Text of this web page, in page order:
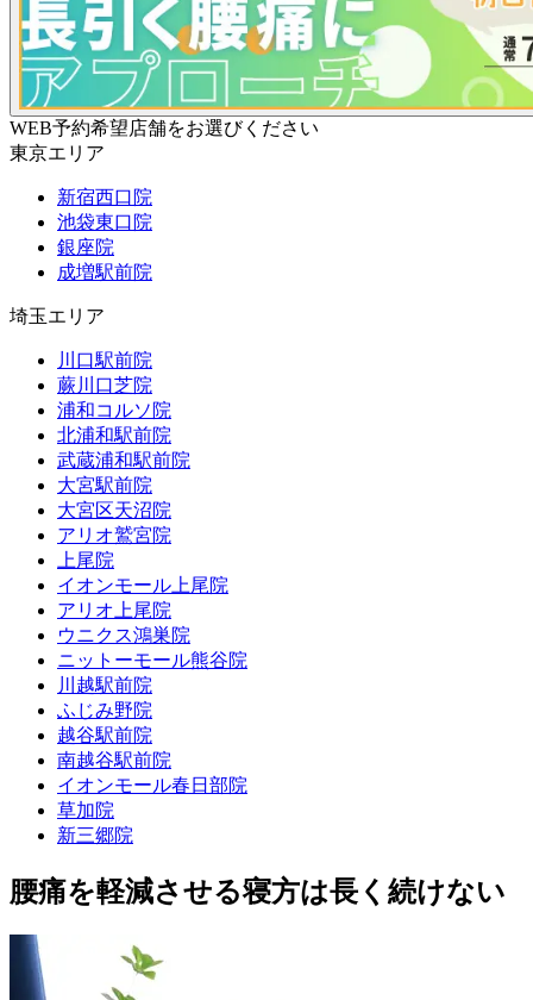
WEB予約希望店舗をお選びください
東京エリア
新宿西口院
池袋東口院
銀座院
成増駅前院
埼玉エリア
川口駅前院
蕨川口芝院
浦和コルソ院
北浦和駅前院
武蔵浦和駅前院
大宮駅前院
大宮区天沼院
アリオ鷲宮院
上尾院
イオンモール上尾院
アリオ上尾院
ウニクス鴻巣院
ニットーモール熊谷院
川越駅前院
ふじみ野院
越谷駅前院
南越谷駅前院
イオンモール春日部院
草加院
新三郷院
腰痛を軽減させる寝方は長く続けない